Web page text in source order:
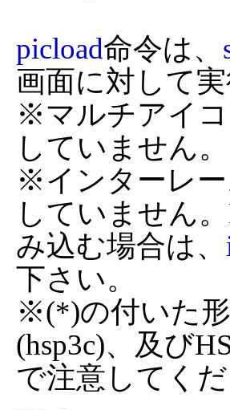
picload命令は、
画面に対して
※マルチアイ
していません。
※インターレー
していません
み込む場合は、
下さい。
※(*)の付いた
(hsp3c)、及び
で注意してくだ